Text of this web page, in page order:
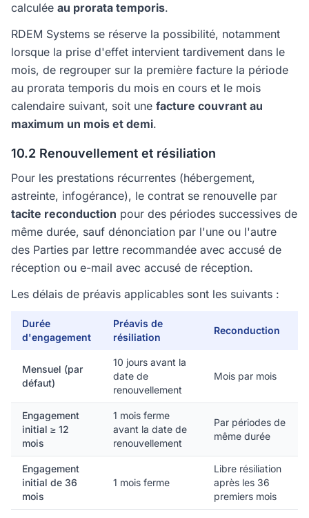
calculée au prorata temporis.
RDEM Systems se réserve la possibilité, notamment
lorsque la prise d'effet intervient tardivement dans le
mois, de regrouper sur la première facture la période
au prorata temporis du mois en cours et le mois
calendaire suivant, soit une facture couvrant au
maximum un mois et demi.
10.2 Renouvellement et résiliation
Pour les prestations récurrentes (hébergement,
astreinte, infogérance), le contrat se renouvelle par
tacite reconduction pour des périodes successives de
même durée, sauf dénonciation par l'une ou l'autre
des Parties par lettre recommandée avec accusé de
réception ou e-mail avec accusé de réception.
Les délais de préavis applicables sont les suivants :
Durée
d'engagement
Préavis de
résiliation
Reconduction
Mensuel (par
défaut)
10 jours avant la
date de
renouvellement
Mois par mois
Engagement
initial ≥ 12
mois
1 mois ferme
avant la date de
renouvellement
Par périodes de
même durée
Engagement
initial de 36
mois
1 mois ferme
Libre résiliation
après les 36
premiers mois